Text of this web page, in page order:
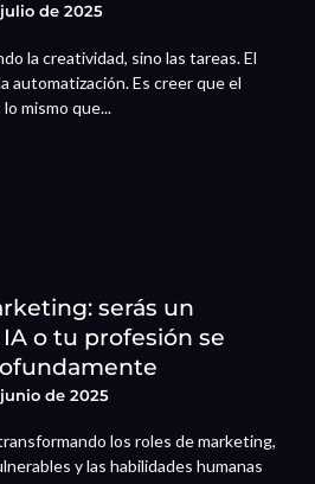
de 2025
la creatividad, sino las tareas. El
automatización. Es creer que el
mismo que...
serás un
o tu profesión se
de 2025
los roles de marketing,
y las habilidades humanas